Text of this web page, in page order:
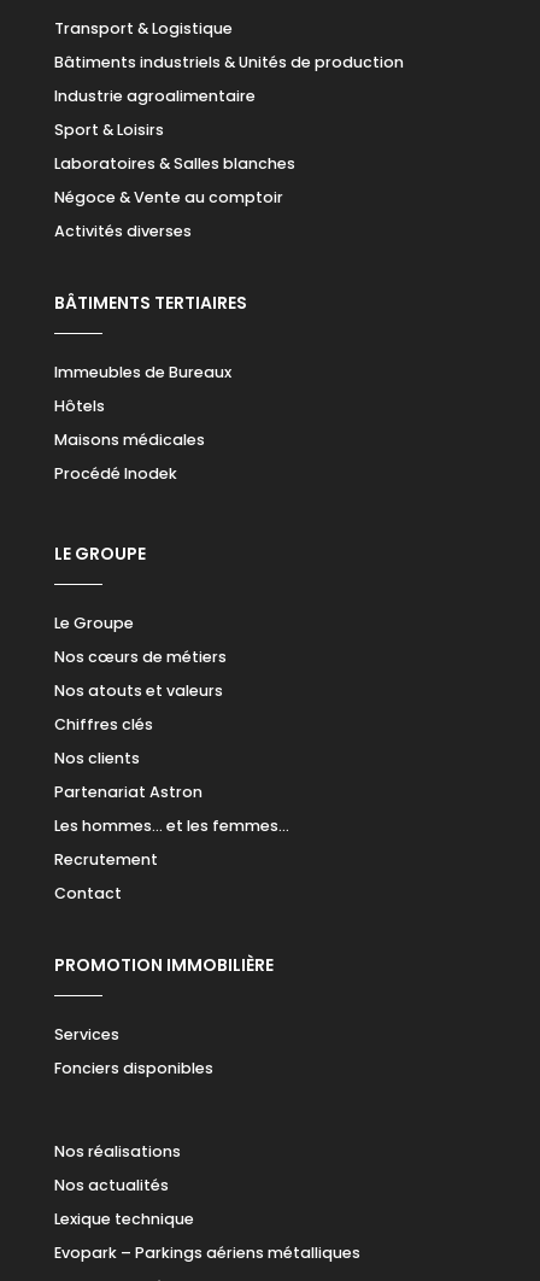
Transport & Logistique
Bâtiments industriels & Unités de production
Industrie agroalimentaire
Sport & Loisirs
Laboratoires & Salles blanches
Négoce & Vente au comptoir
Activités diverses
BÂTIMENTS TERTIAIRES
Immeubles de Bureaux
Hôtels
Maisons médicales
Procédé Inodek
LE GROUPE
Le Groupe
Nos cœurs de métiers
Nos atouts et valeurs
Chiffres clés
Nos clients
Partenariat Astron
Les hommes… et les femmes…
Recrutement
Contact
PROMOTION IMMOBILIÈRE
Services
Fonciers disponibles
Nos réalisations
Nos actualités
Lexique technique
Evopark – Parkings aériens métalliques